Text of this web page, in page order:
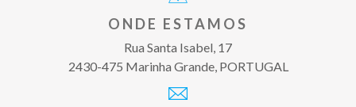
ONDE ESTAMOS
Rua Santa Isabel, 17
2430-475 Marinha Grande, PORTUGAL